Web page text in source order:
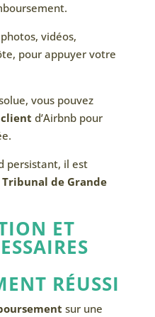
vidéos,
pour appuyer votre
vous pouvez
d’Airbnb pour
persistant, il est
Tribunal de Grande
ET
RÉUSSI
sur une